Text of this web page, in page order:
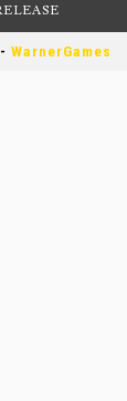
- WarnerGames